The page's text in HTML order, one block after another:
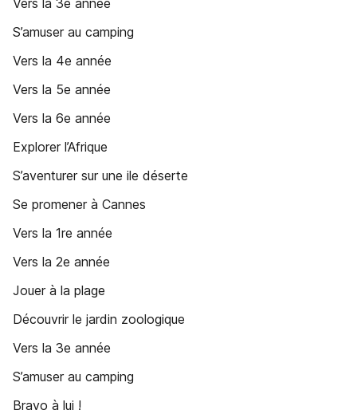
Vers la 3e année
S’amuser au camping
Vers la 4e année
Vers la 5e année
Vers la 6e année
Explorer l’Afrique
S’aventurer sur une ile déserte
Se promener à Cannes
Vers la 1re année
Vers la 2e année
Jouer à la plage
Découvrir le jardin zoologique
Vers la 3e année
S’amuser au camping
Bravo à lui !